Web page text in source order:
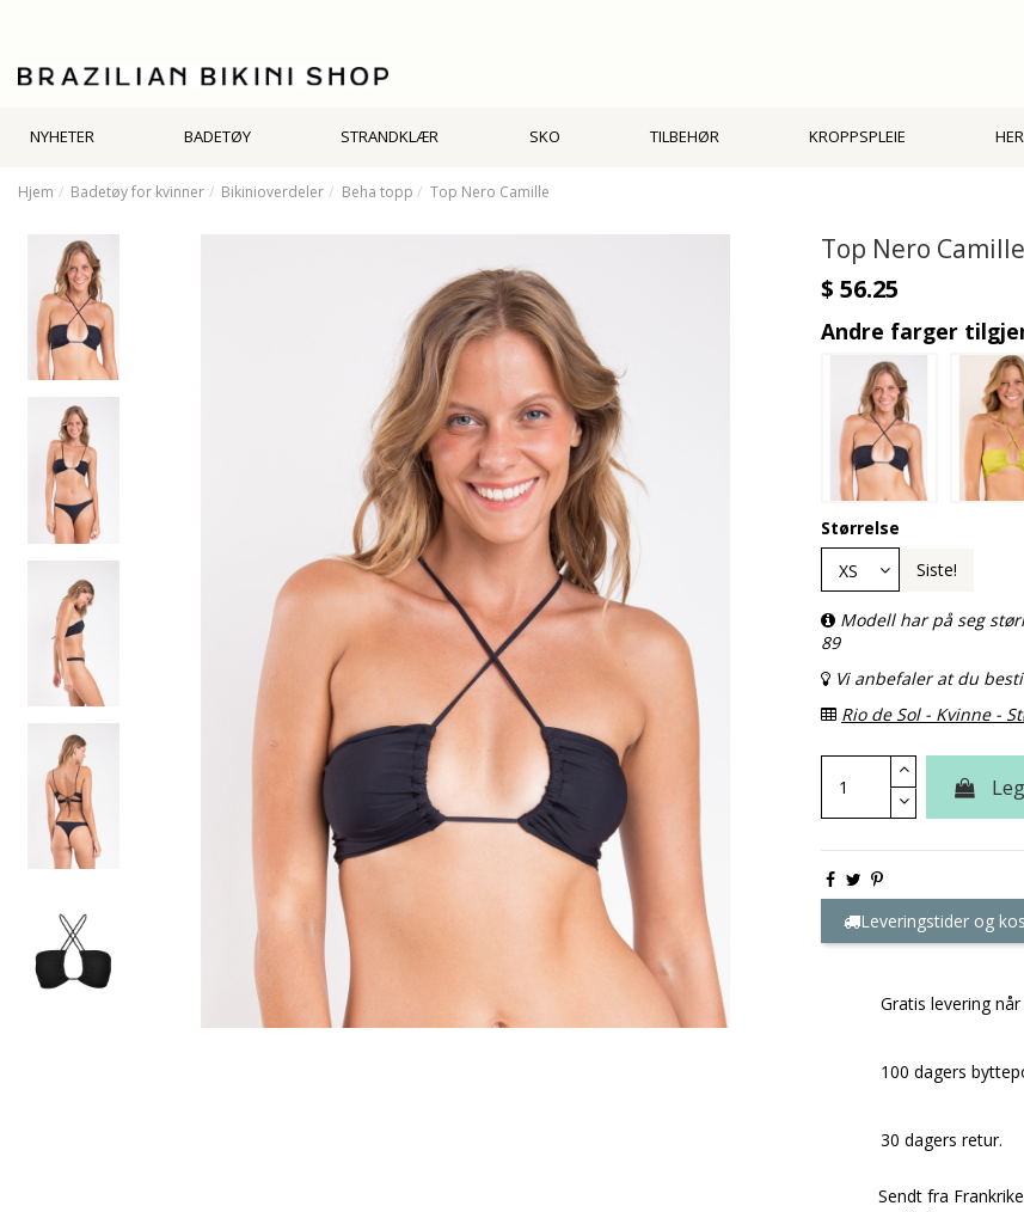
NYHETER BADETØY STRANDKLÆR SKO TILBEHØR KROPPSPLEIE
Hjem Badetøy for kvinner Bikinioverdeler Beha topp Top Nero Camille
Top Nero Camille
$ 56.25
Andre farger
Størrelse
Siste!
Modell har på seg
89
Vi anbefaler at du
Rio de Sol - Kvinne -
Leveringstider og
Gratis levering
100 dagers
30 dagers retur.
Sendt fra